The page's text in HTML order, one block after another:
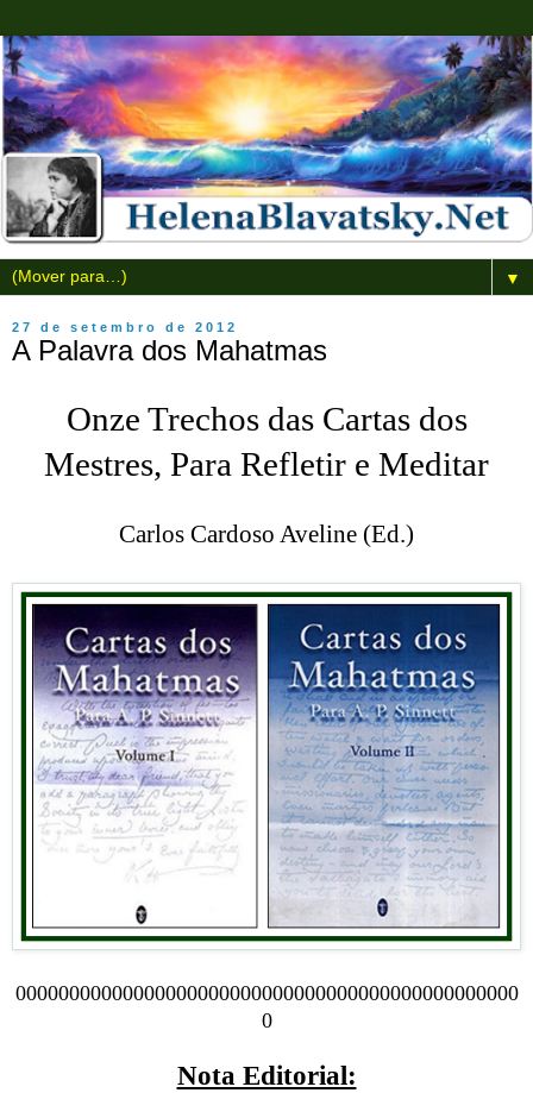
▼
27 de setembro de 2012
A Palavra dos Mahatmas
Onze Trechos das Cartas dos
Mestres, Para Refletir e Meditar
Carlos Cardoso Aveline (Ed.)
00000000000000000000000000000000000000000000000
0
Nota Editorial: